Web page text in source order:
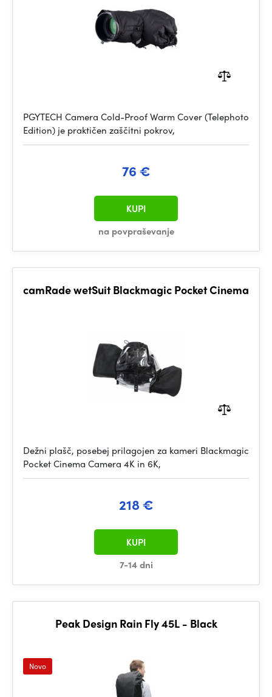
PGYTECH Camera Cold-Proof Warm Cover (Telephoto
Edition) je praktičen zaščitni pokrov,
76 €
na povpraševanje
KUPI
camRade wetSuit Blackmagic Pocket Cinema
Dežni plašč, posebej prilagojen za kameri Blackmagic
Pocket Cinema Camera 4K in 6K,
218 €
7-14 dni
KUPI
Peak Design Rain Fly 45L - Black
Novo